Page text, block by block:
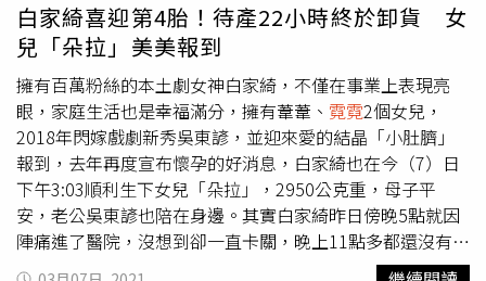
白家綺喜迎第4胎！待產22小時終於卸貨 女
兒「朵拉」美美報到
擁有百萬粉絲的本土劇女神白家綺，不僅在事業上表現亮
眼，家庭生活也是幸福滿分，擁有葦葦、 霓霓2個女兒，
2018年閃嫁戲劇新秀吳東諺，並迎來愛的結晶「小肚臍」
報到，去年再度宣布懷孕的好消息，白家綺也在今（7）日
下午3:03順利生下女兒「朵拉」，2950公克重，母子平
安，老公吳東諺也陪在身邊。其實白家綺昨日傍晚5點就因
陣痛進了醫院，沒想到卻一直卡關，晚上11點多都還沒有進
展，真的是等太久，她只好和老公開直播和網友們聊天，白